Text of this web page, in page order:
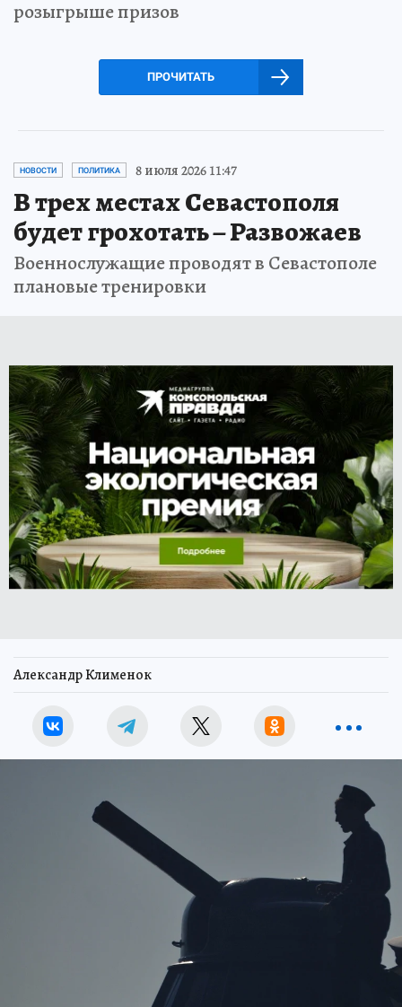
розыгрыше призов
ПРОЧИТАТЬ
НОВОСТИ ПОЛИТИКА 8 июля 2026 11:47
В трех местах Севастополя
будет грохотать – Развожаев
Военнослужащие проводят в Севастополе
плановые тренировки
Александр Клименок